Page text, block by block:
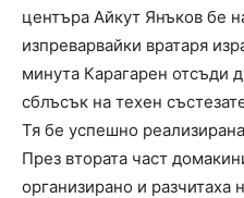
центъра Айкут Янъков бе
изпреварвайки вратаря
минута Карагарен отсъди
сблъсък на техен
Тя бе успешно реализирана
През втората част
организирано и разчитаха